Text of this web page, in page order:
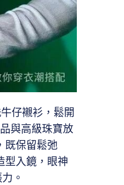
仔襯衫，鬆開
與高級珠寶放
既保留鬆弛
型入鏡，眼神
。